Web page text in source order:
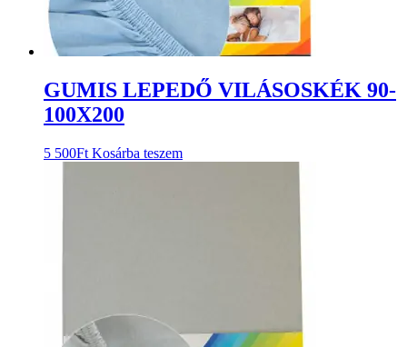
GUMIS LEPEDŐ VILÁSOSKÉK 90-
100X200
5 500Ft Kosárba teszem